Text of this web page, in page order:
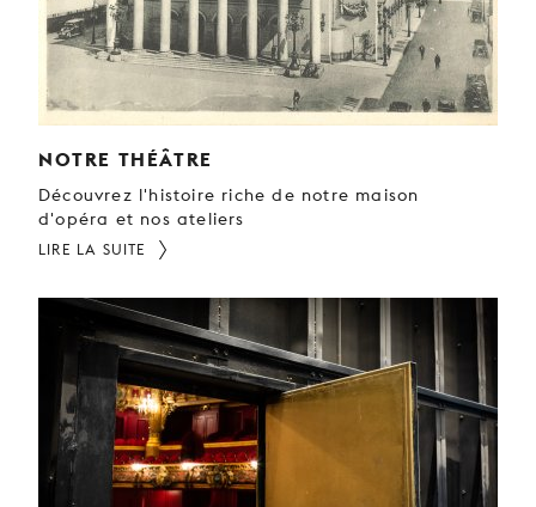
NOTRE THÉÂTRE
Découvrez l'histoire riche de notre maison
d'opéra et nos ateliers
LIRE LA SUITE